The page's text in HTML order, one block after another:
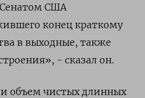
США
конец краткому
в выходные, также
- сказал он.
объем чистых длинных